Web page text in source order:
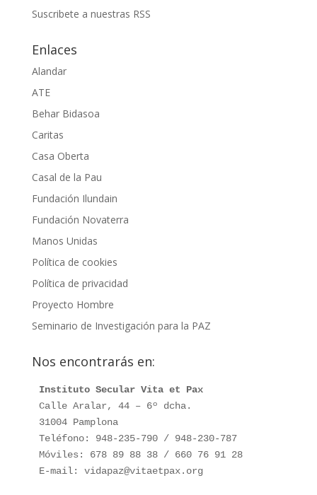
Suscribete a nuestras RSS
Enlaces
Alandar
ATE
Behar Bidasoa
Caritas
Casa Oberta
Casal de la Pau
Fundación Ilundain
Fundación Novaterra
Manos Unidas
Política de cookies
Política de privacidad
Proyecto Hombre
Seminario de Investigación para la PAZ
Nos encontrarás en:
Instituto Secular Vita et Pax
Calle Aralar, 44 – 6º dcha.
31004 Pamplona
Teléfono: 948-235-790 / 948-230-787
Móviles: 678 89 88 38 / 660 76 91 28
E-mail: vidapaz@vitaetpax.org